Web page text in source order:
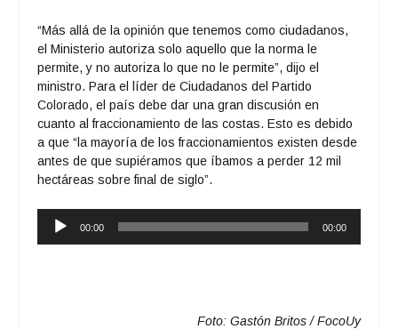
“Más allá de la opinión que tenemos como ciudadanos,
el Ministerio autoriza solo aquello que la norma le
permite, y no autoriza lo que no le permite”, dijo el
ministro. Para el líder de Ciudadanos del Partido
Colorado, el país debe dar una gran discusión en
cuanto al fraccionamiento de las costas. Esto es debido
a que “la mayoría de los fraccionamientos existen desde
antes de que supiéramos que íbamos a perder 12 mil
hectáreas sobre final de siglo”.
Reproductor
00:00 00:00
Foto: Gastón Britos / FocoUy